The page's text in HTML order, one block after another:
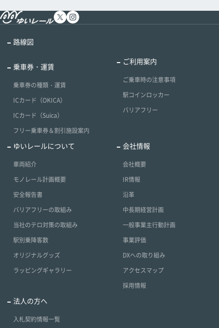
路線図
乗車券・運賃
乗車券の種類・運賃
ICカード（OKICA）
ICカード（Suica）
フリー乗車券＆割引施設案内
ご利用案内
ご乗車時の注意事項
駅コインロッカー
バリアフリー
ゆいレールについて
車両紹介
モノレール計画概要
安全報告書
バリアフリーの取組み
当社のテロ対策の取組み
駅別乗降客数
オリジナルグッズ
ラッピングギャラリー
会社情報
会社概要
IR情報
沿革
中長期経営計画
一般事業主行動計画
事業評価
DXへの取り組み
アクセスマップ
採用情報
法人の方へ
入札契約情報一覧